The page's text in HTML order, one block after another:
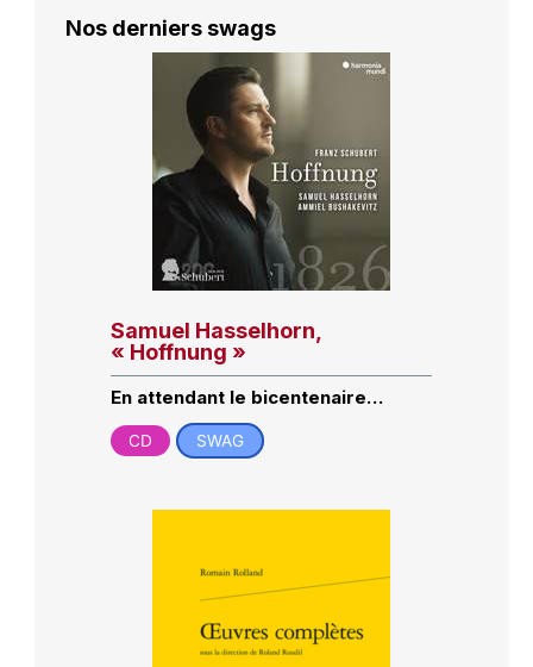
Nos derniers swags
Samuel Hasselhorn,
« Hoffnung »
En attendant le bicentenaire…
CD SWAG